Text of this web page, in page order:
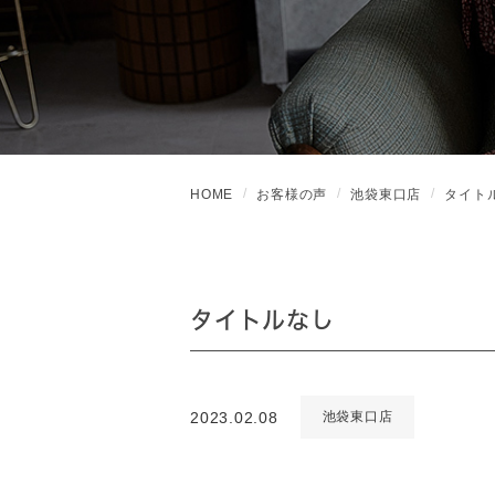
HOME お客様の声 池袋東口店 タイト
タイトルなし
2023.02.08 池袋東口店